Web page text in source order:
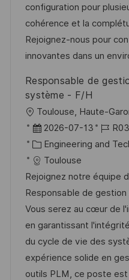
i
c
h
u
n
g
e
r
V
e
ö
f
e
t
n
o
r
i
e
configuration pour
cohérence et la
Rejoignez-nous pour
innovantes dans un
Responsable de
système - F/H
O
r
t
Toulouse, Haute-
D
a
t
u
m
d
e
r
V
e
2026-07-13
J
o
-
I
D
K
a
t
e
g
o
r
i
e
Engineering and
Toulouse
Rejoignez notre équipe
Responsable de
Vous serez au cœur de
en garantissant
du cycle de vie des
expérience solide en
outils PLM, ce poste